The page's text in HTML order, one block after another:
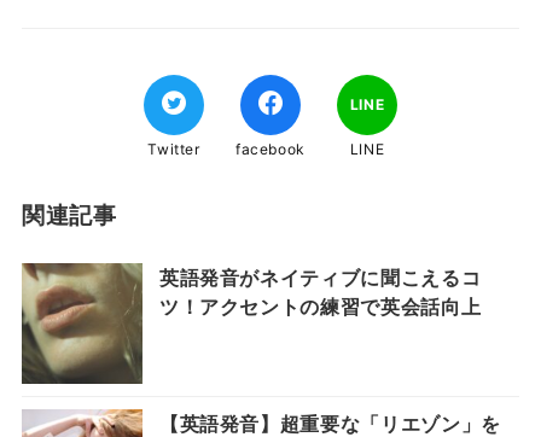
Twitter facebook
LINE
LINE
関連記事
英語発音がネイティブに聞こえるコ
ツ！アクセントの練習で英会話向上
【英語発音】超重要な「リエゾン」を